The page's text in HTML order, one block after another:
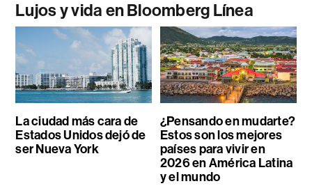
Lujos y vida en Bloomberg Línea
La ciudad más cara de
Estados Unidos dejó de
ser Nueva York
¿Pensando en mudarte?
Estos son los mejores
países para vivir en
2026 en América Latina
y el mundo